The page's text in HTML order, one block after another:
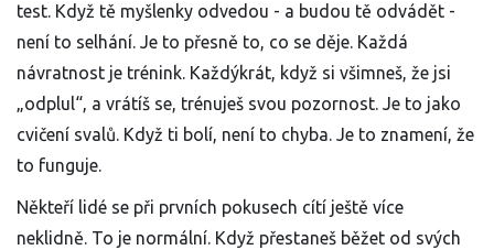
test. Když tě myšlenky odvedou - a budou tě odvádět -
není to selhání. Je to přesně to, co se děje. Každá
návratnost je trénink. Každýkrát, když si všimneš, že jsi
„odplul“, a vrátíš se, trénuješ svou pozornost. Je to jako
cvičení svalů. Když ti bolí, není to chyba. Je to znamení, že
to funguje.
Někteří lidé se při prvních pokusech cítí ještě více
neklidně. To je normální. Když přestaneš běžet od svých